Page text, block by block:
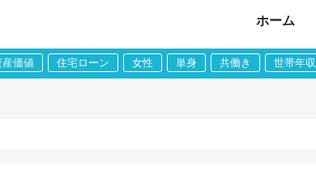
ホーム
産価値 住宅ローン 女性 単身 共働き 世帯年収